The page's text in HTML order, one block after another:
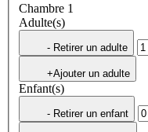
Chambre 1
Adulte(s)
- Retirer un adulte
+Ajouter un adulte
Enfant(s)
- Retirer un enfant